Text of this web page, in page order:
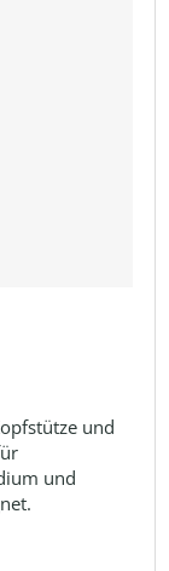
und
und